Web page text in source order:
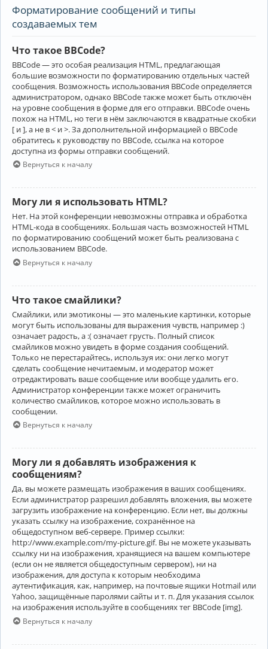
Форматирование сообщений и типы
создаваемых тем
Что такое BBCode?
BBCode — это особая реализация HTML, предлагающая
большие возможности по форматированию отдельных частей
сообщения. Возможность использования BBCode определяется
администратором, однако BBCode также может быть отключён
на уровне сообщения в форме для его отправки. BBCode очень
похож на HTML, но теги в нём заключаются в квадратные скобки
[ и ], а не в < и >. За дополнительной информацией о BBCode
обратитесь к руководству по BBCode, ссылка на которое
доступна из формы отправки сообщений.
Вернуться к началу
Могу ли я использовать HTML?
Нет. На этой конференции невозможны отправка и обработка
HTML-кода в сообщениях. Большая часть возможностей HTML
по форматированию сообщений может быть реализована с
использованием BBCode.
Вернуться к началу
Что такое смайлики?
Смайлики, или эмотиконы — это маленькие картинки, которые
могут быть использованы для выражения чувств, например :)
означает радость, а :( означает грусть. Полный список
смайликов можно увидеть в форме создания сообщений.
Только не перестарайтесь, используя их: они легко могут
сделать сообщение нечитаемым, и модератор может
отредактировать ваше сообщение или вообще удалить его.
Администратор конференции также может ограничить
количество смайликов, которое можно использовать в
сообщении.
Вернуться к началу
Могу ли я добавлять изображения к
сообщениям?
Да, вы можете размещать изображения в ваших сообщениях.
Если администратор разрешил добавлять вложения, вы можете
загрузить изображение на конференцию. Если нет, вы должны
указать ссылку на изображение, сохранённое на
общедоступном веб-сервере. Пример ссылки:
http://www.example.com/my-picture.gif. Вы не можете указывать
ссылку ни на изображения, хранящиеся на вашем компьютере
(если он не является общедоступным сервером), ни на
изображения, для доступа к которым необходима
аутентификация, как, например, на почтовые ящики Hotmail или
Yahoo, защищённые паролями сайты и т. п. Для указания ссылок
на изображения используйте в сообщениях тег BBCode [img].
Вернуться к началу